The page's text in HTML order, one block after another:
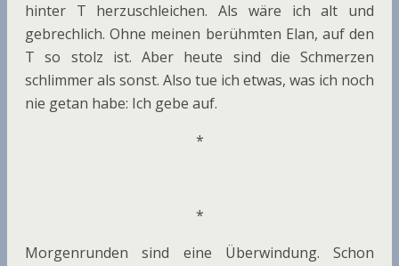
hinter T herzuschleichen. Als wäre ich alt und
gebrechlich. Ohne meinen berühmten Elan, auf den
T so stolz ist. Aber heute sind die Schmerzen
schlimmer als sonst. Also tue ich etwas, was ich noch
nie getan habe: Ich gebe auf.
*
*
Morgenrunden sind eine Überwindung. Schon